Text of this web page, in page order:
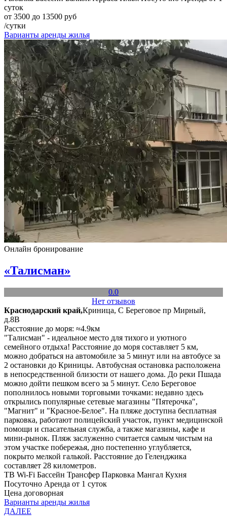
суток
от 3500 до 13500 руб
/сутки
Варианты аренды жилья
Онлайн бронирование
«Талисман»
0.0
Нет отзывов
Краснодарский край,Криница, С Береговое пр Мирный,
д.8В
Расстояние до моря: ≈4.9км
"Талисман" - идеальное место для тихого и уютного
семейного отдыха! Расстояние до моря составляет 5 км,
можно добраться на автомобиле за 5 минут или на автобусе за
2 остановки до Криницы. Автобусная остановка расположена
в непосредственной близости от нашего дома. До реки Пшада
можно дойти пешком всего за 5 минут. Село Береговое
пополнилось новыми торговыми точками: недавно здесь
открылись популярные сетевые магазины "Пятерочка",
"Магнит" и "Красное-Белое". На пляже доступна бесплатная
парковка, работают полицейский участок, пункт медицинской
помощи и спасательная служба, а также магазины, кафе и
мини-рынок. Пляж заслуженно считается самым чистым на
этом участке побережья, дно постепенно углубляется,
покрыто мелкой галькой. Расстояние до Геленджика
составляет 28 километров.
ТВ Wi-Fi Бассейн Трансфер Парковка Мангал Кухня
Посуточно Аренда от 1 суток
Цена договорная
Варианты аренды жилья
ДАЛЕЕ